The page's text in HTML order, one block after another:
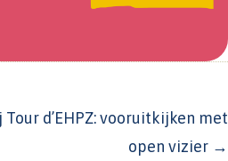
d’EHPZ: vooruitkijken met
open vizier →